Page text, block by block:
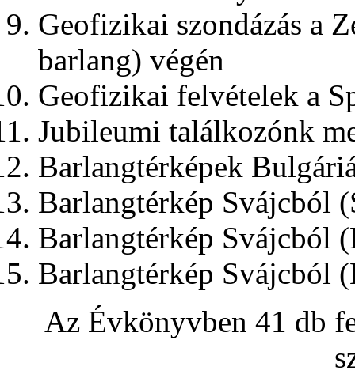
Geofizikai szondázás a
barlang) végén
Geofizikai felvételek a
Jubileumi találkozónk
Barlangtérképek
Barlangtérkép Svájcból
Barlangtérkép Svájcból
Barlangtérkép Svájcból
Az Évkönyvben 41 db